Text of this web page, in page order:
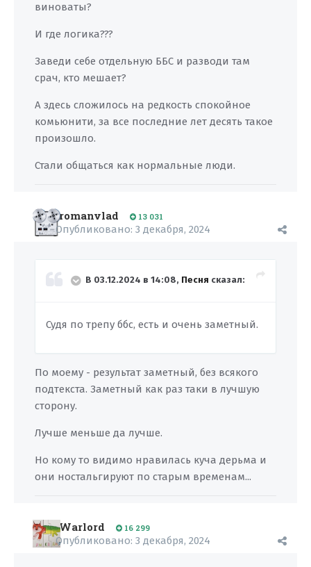
виноваты?
И где логика???
Заведи себе отдельную ББС и разводи там
срач, кто мешает?
А здесь сложилось на редкость спокойное
комьюнити, за все последние лет десять такое
произошло.
Стали общаться как нормальные люди.
romanvlad 13 031
Опубликовано: 3 декабря, 2024
В 03.12.2024 в 14:08, Песня сказал:
Судя по трепу ббс, есть и очень заметный.
По моему - результат заметный, без всякого
подтекста. Заметный как раз таки в лучшую
сторону.
Лучше меньше да лучше.
Но кому то видимо нравилась куча дерьма и
они ностальгируют по старым временам...
Warlord 16 299
Опубликовано: 3 декабря, 2024